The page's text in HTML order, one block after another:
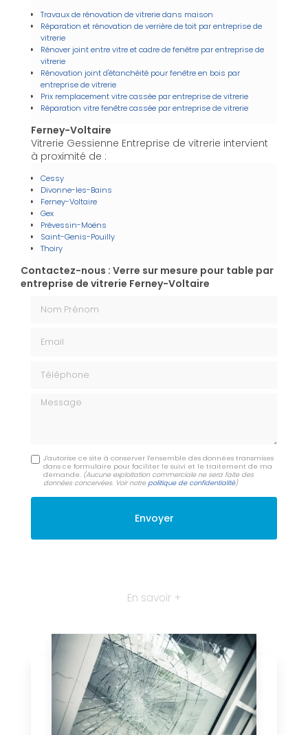
Travaux de rénovation de vitrerie dans maison
Réparation et rénovation de verrière de toit par entreprise de
vitrerie
Rénover joint entre vitre et cadre de fenêtre par entreprise de
vitrerie
Rénovation joint d'étanchéité pour fenêtre en bois par
entreprise de vitrerie
Prix remplacement vitre cassée par entreprise de vitrerie
Réparation vitre fenêtre cassée par entreprise de vitrerie
Ferney-Voltaire
Vitrerie Gessienne Entreprise de vitrerie intervient
à proximité de :
Cessy
Divonne-les-Bains
Ferney-Voltaire
Gex
Prévessin-Moëns
Saint-Genis-Pouilly
Thoiry
Contactez-nous : Verre sur mesure pour table par
entreprise de vitrerie Ferney-Voltaire
Message
J'autorise ce site à conserver l'ensemble des données transmises
dans ce formulaire pour faciliter le suivi et le traitement de ma
demande. (Aucune exploitation commerciale ne sera faite des
données concervées. Voir notrepolitique de confidentialité)
En savoir +